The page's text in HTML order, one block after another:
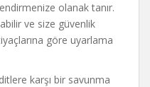
olanak tanır.
ve size güvenlik
göre uyarlama
karşı bir savunma